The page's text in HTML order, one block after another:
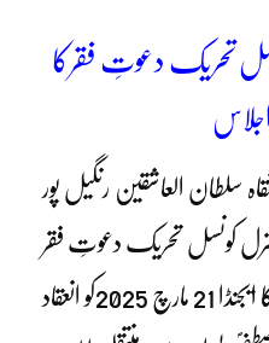
تحریک دعوتِ فقرکا
ہفتہ خانقاہ سلطان العاشقین رنگیل پور
کونسل تحریک دعوتِ فقر
کا مشترکہ اجلاس منعقد ہوا جس کا ایجنڈا 21 مارچ 2025کو انعقاد